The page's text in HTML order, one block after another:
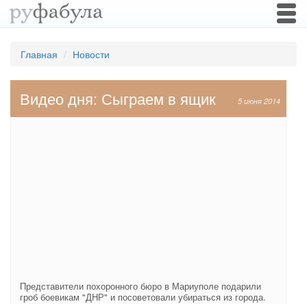
Главная Новости
5 июня 2014
Видео дня: Сыграем в ящик
Представители похоронного бюро в Мариуполе подарили
гроб боевикам "ДНР" и посоветовали убираться из города.